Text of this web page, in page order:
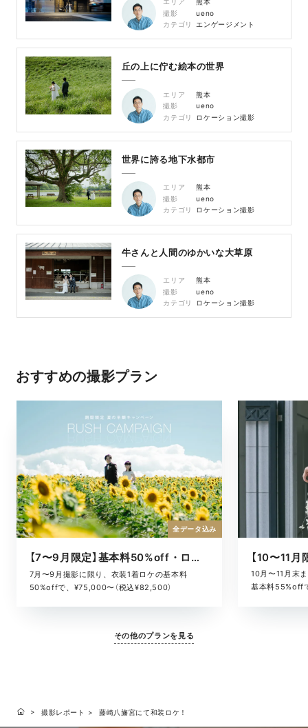
撮影
ueno
カテゴリ
エンゲージメント
丘の上に佇む絵本の世界
エリア
熊本
撮影
ueno
カテゴリ
ロケーション撮影
世界に誇る地下水都市
エリア
熊本
撮影
ueno
カテゴリ
ロケーション撮影
牛さんと人間のゆかいな大草原
エリア
熊本
撮影
ueno
カテゴリ
ロケーション撮影
おすすめの撮影プラン
【7〜9月限定】基本料50%off・ロケキャンペーン
7月〜9月撮影に限り、衣装1着ロケの基本料
50%offで、¥75,000〜（税込¥82,500）
全データ込み
10月〜11月末
基本料55%off
その他のプランを見る
撮影レポート 藤崎八旛宮にて和装ロケ！